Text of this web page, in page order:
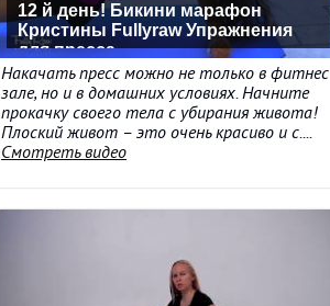
12 й день! Бикини марафон
Кристины Fullyraw Упражнения
для пресса
Накачать пресс можно не только в фитнес
зале, но и в домашних условиях. Начните
прокачку своего тела с убирания живота!
Плоский живот – это очень красиво и с....
Смотреть видео